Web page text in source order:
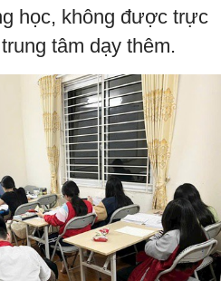
học, không được trực
tâm dạy thêm.